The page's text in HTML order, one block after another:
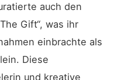
auch den
Gift“, was ihr
einbrachte als
Diese
und kreative